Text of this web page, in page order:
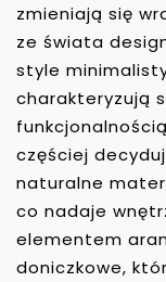
zmieniają się
ze świata
style
charakteryzują
częściej
naturalne
co nadaje
elementem
doniczkowe,